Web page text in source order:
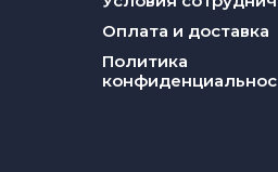
Оплата и доставка
Политика